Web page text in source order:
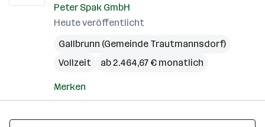
Peter Spak GmbH
Heute veröffentlicht
Gallbrunn (Gemeinde Trautmannsdorf)
Vollzeit
ab 2.464,67 € monatlich
Merken